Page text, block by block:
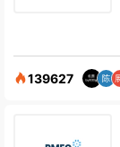
139627